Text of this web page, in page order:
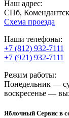
Наш адрес:
СПб,
Схема проезда
Наши телефоны:
+7 (812) 932-7111
+7 (921) 932-7111
Режим работы:
Понедельник —
воскресенье —
Яблочный Сервис в